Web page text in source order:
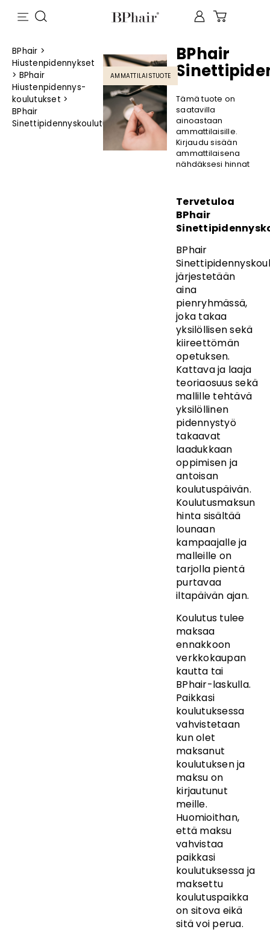
BPhair >
Hiustenpidennykset
> BPhair
Hiustenpidennys­
koulutukset >
BPhair
Sinettipidennyskoulutus
AMMATTILAISTUOTE
BPhair
Tämä tuote on
saatavilla
ainoastaan
ammattilaisille.
Kirjaudu sisään
ammattilaisena
nähdäksesi hinnat
Tervetuloa
BPhair
BPhair
järjestetään
aina
pienryhmässä,
joka takaa
yksilöllisen sekä
kiireettömän
opetuksen.
Kattava ja laaja
teoriaosuus sekä
mallille tehtävä
yksilöllinen
pidennystyö
takaavat
laadukkaan
oppimisen ja
antoisan
koulutuspäivän.
Koulutusmaksun
hinta sisältää
lounaan
kampaajalle ja
malleille on
tarjolla pientä
purtavaa
iltapäivän ajan.
Koulutus tulee
maksaa
ennakkoon
verkkokaupan
kautta tai
BPhair-laskulla.
Paikkasi
koulutuksessa
vahvistetaan
kun olet
maksanut
koulutuksen ja
maksu on
kirjautunut
meille.
Huomioithan,
että maksu
vahvistaa
paikkasi
koulutuksessa ja
maksettu
koulutuspaikka
on sitova eikä
sitä voi perua.